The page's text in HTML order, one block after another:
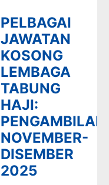
PELBAGAI
JAWATAN
KOSONG
LEMBAGA
TABUNG
HAJI:
PENGAMBILAN
NOVEMBER-
DISEMBER
2025